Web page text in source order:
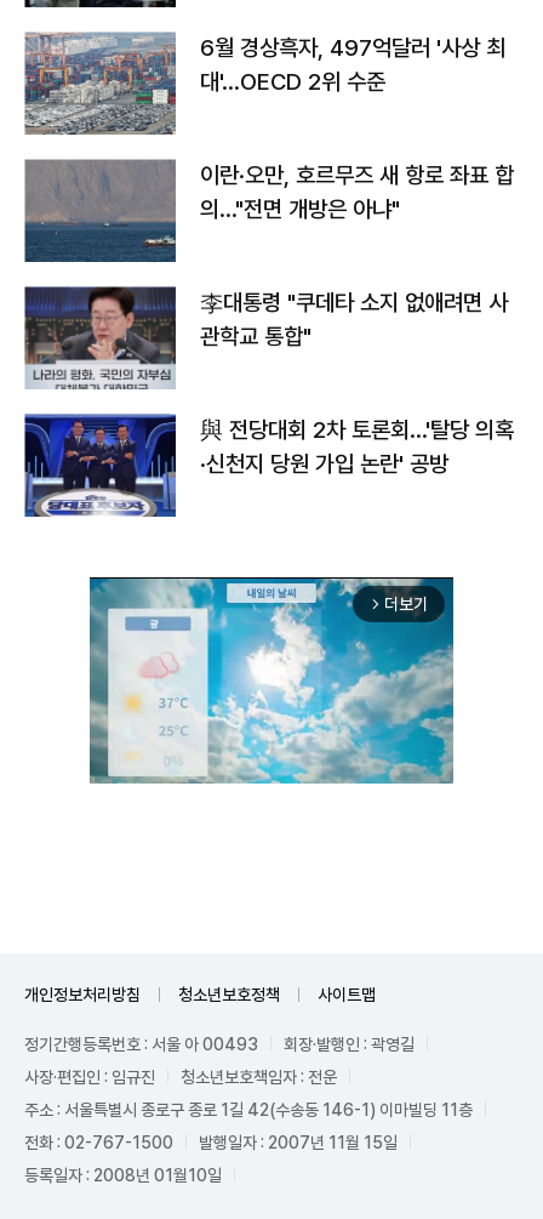
6월 경상흑자, 497억달러 '사상 최
대'…OECD 2위 수준
이란·오만, 호르무즈 새 항로 좌표 합
의…"전면 개방은 아냐"
李대통령 "쿠데타 소지 없애려면 사
관학교 통합"
與 전당대회 2차 토론회…'탈당 의혹
·신천지 당원 가입 논란' 공방
arrow_forward_ios 더보기
개인정보처리방침 청소년보호정책 사이트맵
정기간행등록번호 : 서울 아 00493
회장·발행인 : 곽영길
사장·편집인 : 임규진
청소년보호책임자 : 전운
주소 : 서울특별시 종로구 종로 1길 42(수송동 146-1) 이마빌딩 11층
전화 : 02-767-1500
발행일자 : 2007년 11월 15일
등록일자 : 2008년 01월10일